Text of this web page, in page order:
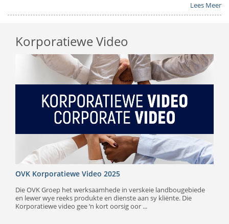
Lees Meer
Korporatiewe Video
OVK Korporatiewe Video 2025
Die OVK Groep het werksaamhede in verskeie landbougebiede
en lewer wye reeks produkte en dienste aan sy kliënte. Die
Korporatiewe video gee ‘n kort oorsig oor ...